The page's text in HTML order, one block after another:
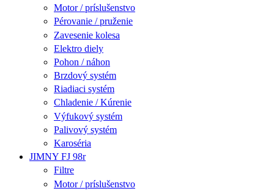
Motor / príslušenstvo
Pérovanie / pruženie
Zavesenie kolesa
Elektro diely
Pohon / náhon
Brzdový systém
Riadiaci systém
Chladenie / Kúrenie
Výfukový systém
Palivový systém
Karoséria
JIMNY FJ 98r
Filtre
Motor / príslušenstvo